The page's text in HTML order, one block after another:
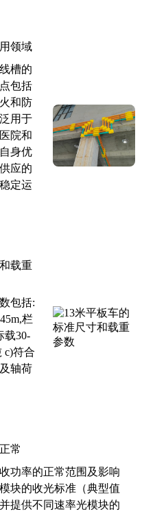
领域
槽的
包括
和防
用于
院和
身优
应的
定运
载重
包括:
栏
载30-
c)符合
轴荷
常
功率的正常范围及影响
块的收光标准（典型值
提供不同速率光模块的